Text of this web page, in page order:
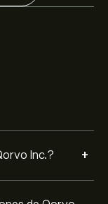
Inc.? +
Consulta
la evolución
sitúa en